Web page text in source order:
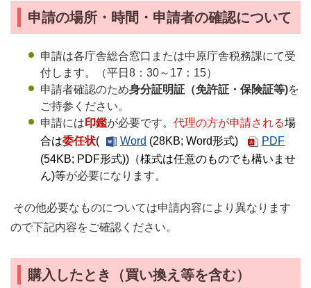
申請の場所・時間・申請者の確認について
申請は各庁舎総合窓口または中原庁舎税務課にて受
付します。（平日8：30～17：15）
申請者確認のため身分証明証（免許証・保険証等)を
ご持参ください。
申請には印鑑が必要です。 代理の方が申請される場
合は委任状( Word (28KB; Word形式)
PDF
(54KB; PDF形式))（様式は任意のものでも構いませ
ん)等が必要になります。
その他必要なものについては申請内容により異なります
ので下記内容をご確認ください。
購入したとき（買い換え等を含む）